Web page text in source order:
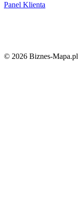
Panel Klienta
© 2026 Biznes-Mapa.pl